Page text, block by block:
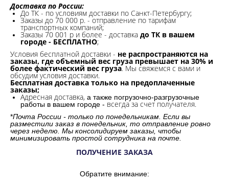
Доставка по России:
До ТК - по условиям доставки по Санкт-Петербургу;
Заказы до 70 000 р. - отправление по тарифам
транспортных компаний;
Заказы 70 001 р и более - доставка до ТК в вашем
городе - БЕСПЛАТНО;
Условия бесплатной доставки - не распространяются на
заказы, где объемный вес груза превышает на 30% и
более фактический вес груза. Мы свяжемся с вами и
обсудим условия доставки.
Бесплатная доставка только на предоплаченные
заказы;
Адресная доставка, а также погрузочно-разгрузочные
работы в вашем городе - всегда за счет получателя.
*Почта России - только по понедельникам. Если вы
разместили заказ в понедельник, то отправление ровно
через неделю. Мы консолидируем заказы, чтобы
минимизировать простой сотрудника на почте.
ПОЛУЧЕНИЕ ЗАКАЗА
Обратите внимание: